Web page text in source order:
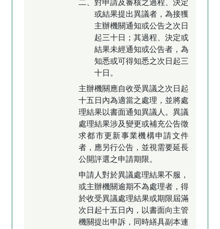
或結果提出異議者，為接獲
主辦機關通知或公告之次日
起三十日；其過程、決定或
結果未經通知或公告者，為
知悉或可得知悉之次日起三
十日。
主辦機關應自收受異議之次日起
十五日內為適當之處理，並將處
理結果以書面通知異議人。異議
處理結果涉及變更或補充公告徵
求都市更新事業機構申請文件
者，應另行公告，並視需要延長
公開評選之申請期限。
申請人對於異議處理結果不服，
或主辦機關逾期不為處理者，得
於收受異議處理結果或期限屆滿
次日起十五日內，以書面向主管
機關提出申訴，同時繕具副本連